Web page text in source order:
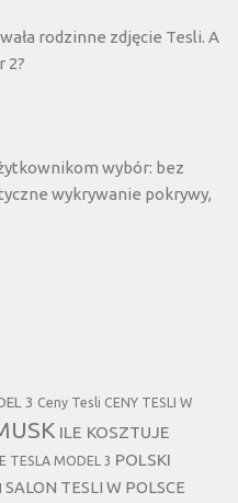
rodzinne zdjęcie Tesli. A
2?
wybór: bez
wykrywanie pokrywy,
3 Ceny Tesli CENY TESLI W
ILE KOSZTUJE
TESLA MODEL 3 POLSKI
SALON TESLI W POLSCE